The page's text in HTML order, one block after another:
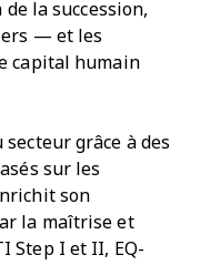
la succession,
— et les
capital humain
grâce à des
sur les
son
la maîtrise et
Step I et II, EQ-